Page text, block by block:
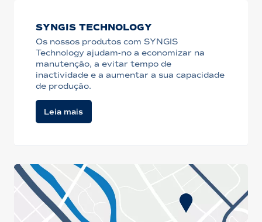
SYNGIS TECHNOLOGY
Os nossos produtos com SYNGIS
Technology ajudam-no a economizar na
manutenção, a evitar tempo de
inactividade e a aumentar a sua capacidade
de produção.
Leia mais